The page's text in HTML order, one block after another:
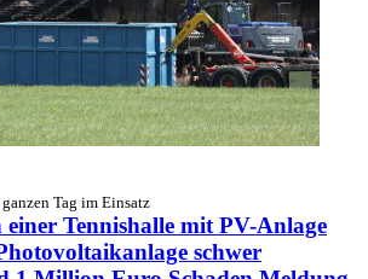
Tag im Einsatz
Tennishalle mit PV-Anlage
schwer